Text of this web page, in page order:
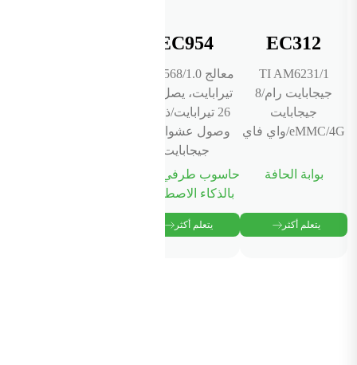
EC312
TI AM6231/1
جيجابايت رام/8
جيجابايت
eMMC/4G/واي فاي
بوابة الحافة
يتعلم أكثر
EC954
معالج RK3568/1.0
تيرابايت، يصل إلى
26 تيرابايت/ذاكرة
جيجابايت
حاسوب طرفي يعمل
بالذكاء الاصطناعي
يتعلم أكثر